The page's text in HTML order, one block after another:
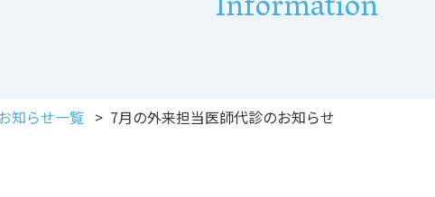
知らせ一覧 > 7月の外来担当医師代診のお知らせ